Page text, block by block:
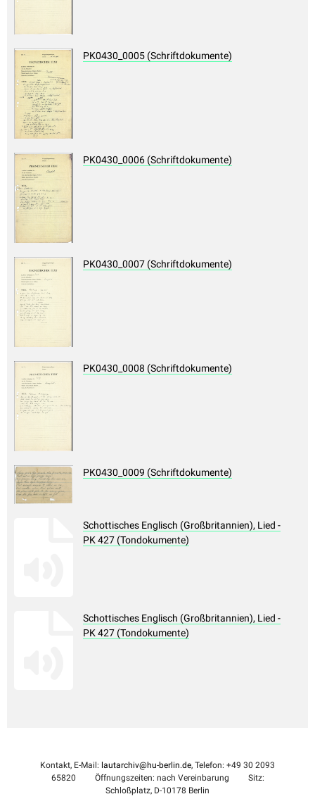
PK0430_0005 (Schriftdokumente)
PK0430_0006 (Schriftdokumente)
PK0430_0007 (Schriftdokumente)
PK0430_0008 (Schriftdokumente)
PK0430_0009 (Schriftdokumente)
Schottisches Englisch (Großbritannien), Lied -
PK 427 (Tondokumente)
Schottisches Englisch (Großbritannien), Lied -
PK 427 (Tondokumente)
Kontakt, E-Mail: lautarchiv@hu-berlin.de, Telefon: +49 30 2093
65820
Öffnungszeiten: nach Vereinbarung
Sitz:
Schloßplatz, D-10178 Berlin